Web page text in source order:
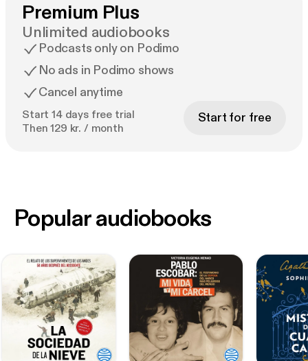
Premium Plus
Unlimited audiobooks
Podcasts only on Podimo
No ads in Podimo shows
Cancel anytime
Start 14 days free trial
Then 129 kr. / month
Start for free
Popular audiobooks